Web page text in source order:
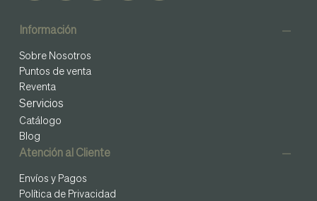
Información
Sobre Nosotros
Puntos de venta
Reventa
Servicios
Catálogo
Blog
Atención al Cliente
Envíos y Pagos
Política de Privacidad